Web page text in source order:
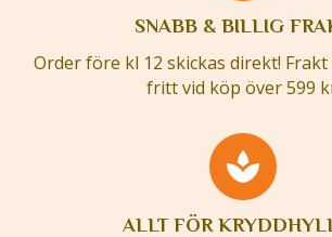
SNABB & BILLIG
Order före kl 12 skickas direkt!
fritt vid köp över 599
ALLT FÖR